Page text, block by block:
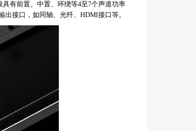
有前置、中置、环绕等4至7个声道功率
接口，如同轴、光纤、HDMI接口等。